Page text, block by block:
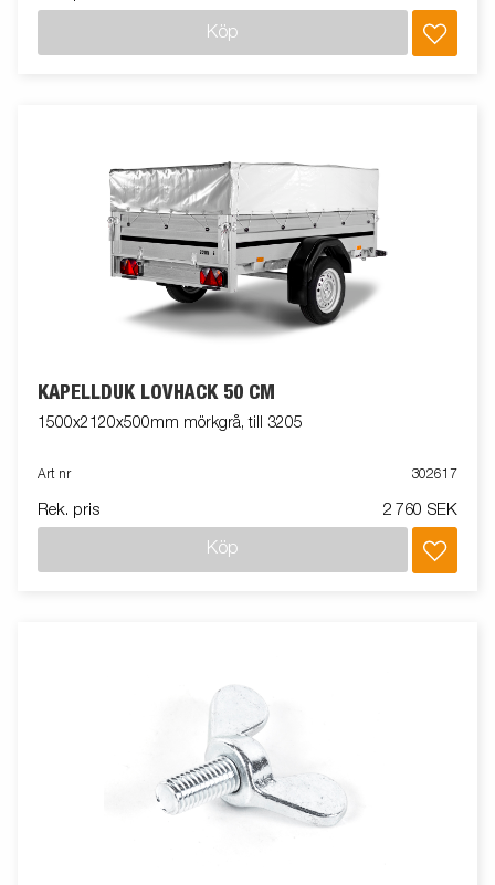
Köp
KAPELLDUK LÖVHÄCK 50 CM
1500x2120x500mm mörkgrå, till 3205
Art nr 302617
Rek. pris 2 760 SEK
Köp